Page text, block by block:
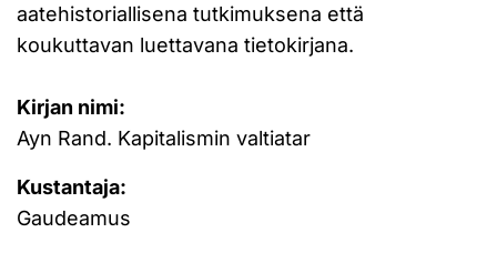
aatehistoriallisena tutkimuksena että
koukuttavan luettavana tietokirjana.
Kirjan nimi:
Ayn Rand. Kapitalismin valtiatar
Kustantaja:
Gaudeamus